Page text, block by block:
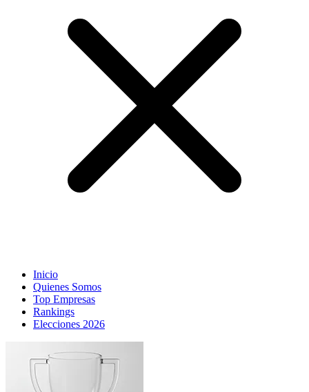
Inicio
Quienes Somos
Top Empresas
Rankings
Elecciones 2026